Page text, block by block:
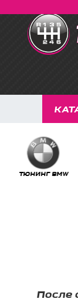
ТЮНИНГ BMW
После